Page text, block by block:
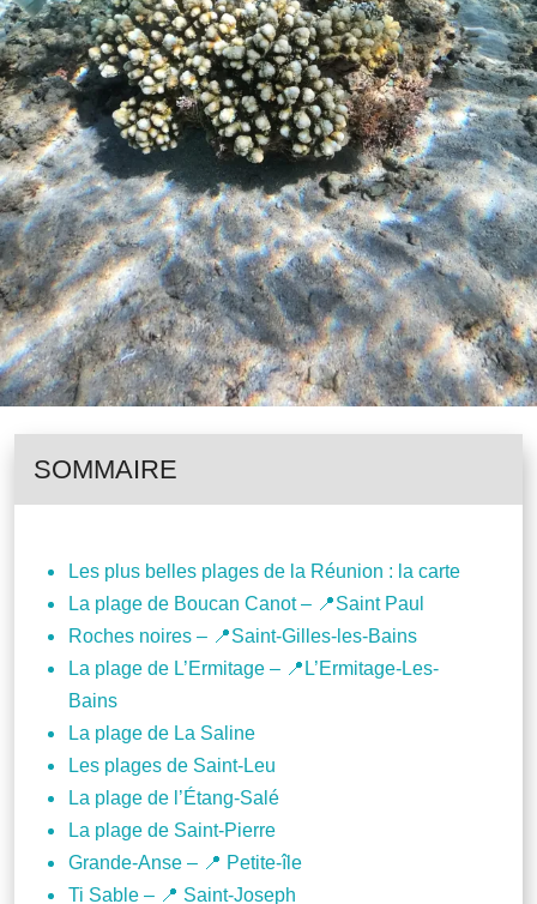
SOMMAIRE
Les plus belles plages de la Réunion : la carte
La plage de Boucan Canot – 📍Saint Paul
Roches noires – 📍Saint-Gilles-les-Bains
La plage de L’Ermitage – 📍L’Ermitage-Les-
Bains
La plage de La Saline
Les plages de Saint-Leu
La plage de l’Étang-Salé
La plage de Saint-Pierre
Grande-Anse – 📍 Petite-île
Ti Sable – 📍 Saint-Joseph